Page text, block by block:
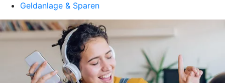
Geldanlage & Sparen